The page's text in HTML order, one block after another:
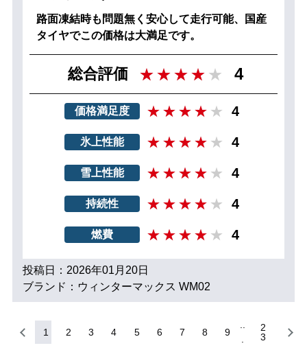
路面凍結時も問題無く安心して走行可能、国産
タイヤでこの価格は大満足です。
総合評価 4
価格満足度 4
氷上性能 4
雪上性能 4
持続性 4
燃費 4
投稿日：2026年01月20日
ブランド：ウィンターマックス WM02
1 2 3 4 5 6 7 8 9
2
3